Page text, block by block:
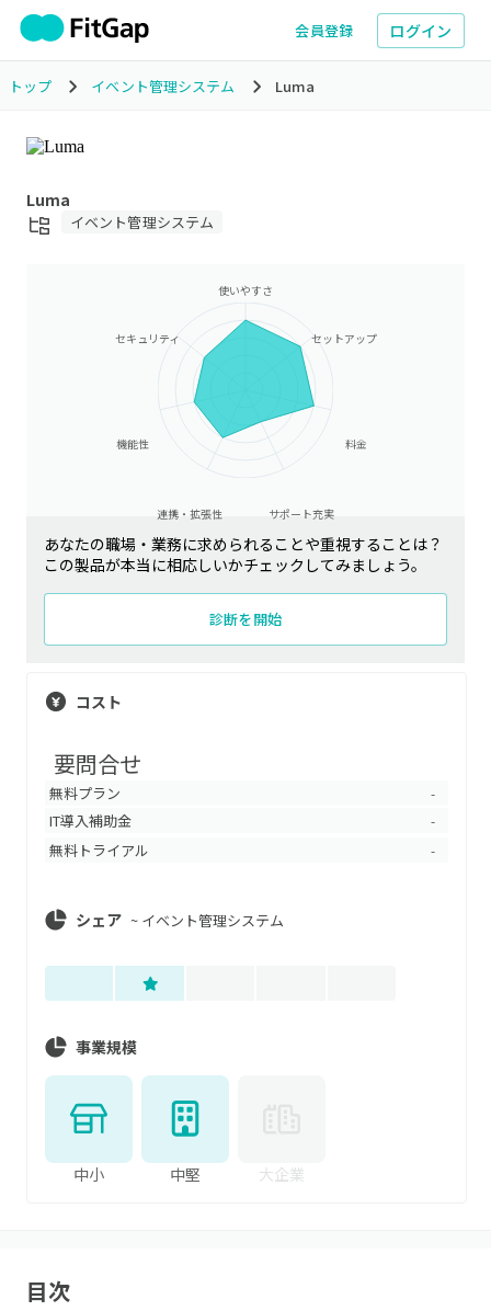
会員登録 ログイン
トップ イベント管理システム Luma
Luma
イベント管理システム
使いやすさ
セットアップ
料金
サポート充実
連携・拡張性
機能性
セキュリティ
あなたの職場・業務に求められることや重視することは？
この製品が本当に相応しいかチェックしてみましょう。
診断を開始
コスト
要問合せ
無料プラン -
IT導入補助金 -
無料トライアル -
シェア ~ イベント管理システム
事業規模
中小 中堅 大企業
目次